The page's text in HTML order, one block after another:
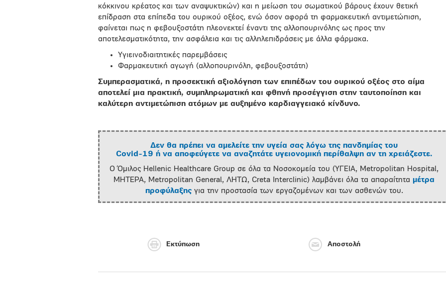
κόκκινου κρέατος και των αναψυκτικών) και η μείωση του σωματικού βάρους έχουν θετική
επίδραση στα επίπεδα του ουρικού οξέος, ενώ όσον αφορά τη φαρμακευτική αντιμετώπιση,
φαίνεται πως η φεβουξοστάτη πλεονεκτεί έναντι της αλλοπουρινόλης ως προς την
αποτελεσματικότητα, την ασφάλεια και τις αλληλεπιδράσεις με άλλα φάρμακα.
Υγιεινοδιαιτητικές παρεμβάσεις
Φαρμακευτική αγωγή (αλλοπουρινόλη, φεβουξοστάτη)
Συμπερασματικά, η προσεκτική αξιολόγηση των επιπέδων του ουρικού οξέος στο αίμα
αποτελεί μια πρακτική, συμπληρωματική και φθηνή προσέγγιση στην ταυτοποίηση και
καλύτερη αντιμετώπιση ατόμων με αυξημένο καρδιαγγειακό κίνδυνο.
Δεν θα πρέπει να αμελείτε την υγεία σας λόγω της πανδημίας του
Covid-19 ή να αποφεύγετε να αναζητάτε υγειονομική περίθαλψη αν τη χρειάζεστε.
Ο Όμιλος Hellenic Healthcare Group σε όλα τα Νοσοκομεία του (ΥΓΕΙΑ, Metropolitan Hospital,
ΜΗΤΕΡΑ, Metropolitan General, ΛΗΤΩ, Creta Interclinic) λαμβάνει όλα τα απαραίτητα μέτρα
προφύλαξης για την προστασία των εργαζομένων και των ασθενών του.
Εκτύπωση Αποστολή